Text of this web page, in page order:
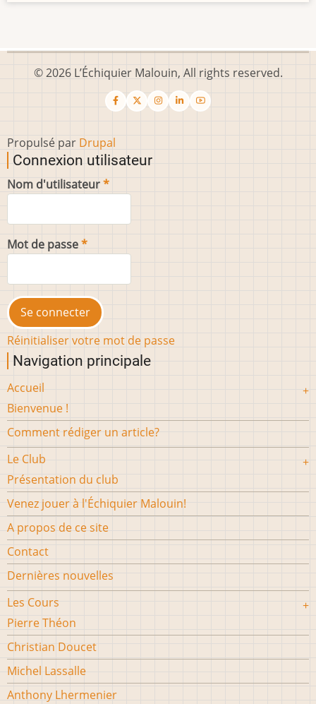
© 2026 L’Échiquier Malouin, All rights reserved.
Propulsé par Drupal
Connexion utilisateur
Nom d'utilisateur
Mot de passe
Réinitialiser votre mot de passe
Navigation principale
Accueil
Bienvenue !
Comment rédiger un article?
Le Club
Présentation du club
Venez jouer à l'Échiquier Malouin!
A propos de ce site
Contact
Dernières nouvelles
Les Cours
Pierre Théon
Christian Doucet
Michel Lassalle
Anthony Lhermenier